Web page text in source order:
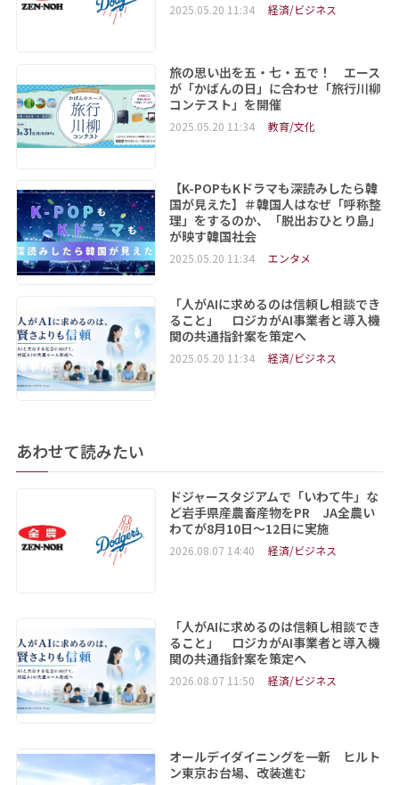
2025.05.20 11:34 経済/ビジネス
旅の思い出を五・七・五で！ エース
が「かばんの日」に合わせ「旅行川柳
コンテスト」を開催
2025.05.20 11:34 教育/文化
【K-POPもKドラマも深読みしたら韓
国が見えた】＃韓国人はなぜ「呼称整
理」をするのか、「脱出おひとり島」
が映す韓国社会
2025.05.20 11:34 エンタメ
「人がAIに求めるのは信頼し相談でき
ること」 ロジカがAI事業者と導入機
関の共通指針案を策定へ
2025.05.20 11:34 経済/ビジネス
あわせて読みたい
ドジャースタジアムで「いわて牛」な
ど岩手県産農畜産物をPR JA全農い
わてが8月10日～12日に実施
2026.08.07 14:40 経済/ビジネス
「人がAIに求めるのは信頼し相談でき
ること」 ロジカがAI事業者と導入機
関の共通指針案を策定へ
2026.08.07 11:50 経済/ビジネス
オールデイダイニングを一新 ヒルト
ン東京お台場、改装進む